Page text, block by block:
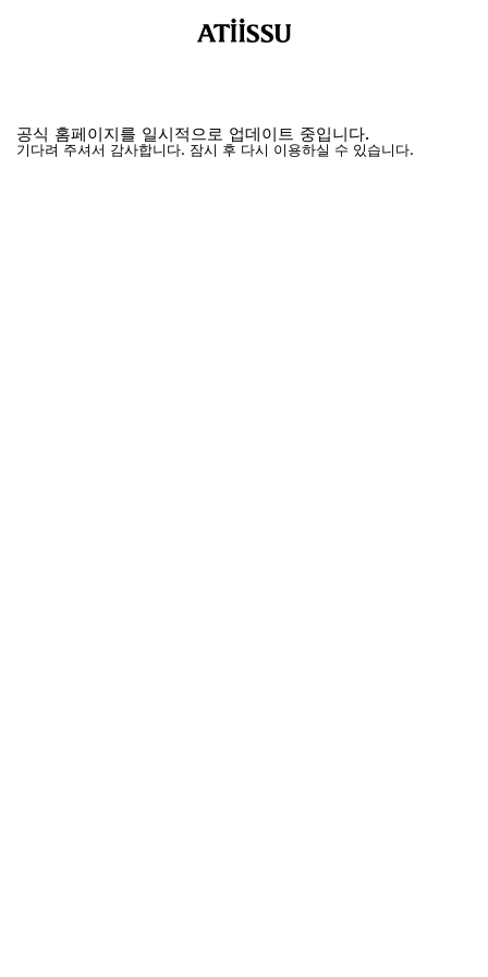
공식 홈페이지를 일시적으로 업데이트 중입니다.
기다려 주셔서 감사합니다. 잠시 후 다시 이용하실 수 있습니다.